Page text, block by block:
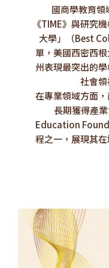
國商學教育領
《TIME》與研究
大學」（Best
單，美國西密西
州表現最突出的
社會
在專業領域方面
長期獲得產
Education
程之一，展現其